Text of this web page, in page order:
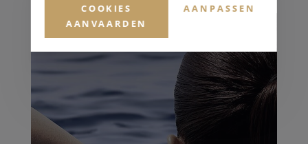
COOKIES
AANVAARDEN
AANPASSEN